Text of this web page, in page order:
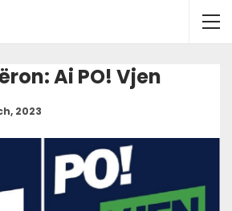
Ai PO! Vjen
2023